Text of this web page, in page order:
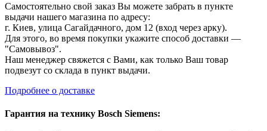
Самостоятельно свой заказ Вы можете забрать в пункте
выдачи нашего магазина по адресу:
г. Киев, улица Сагайдачного, дом 12 (вход через арку).
Для этого, во время покупки укажите способ доставки —
"Самовывоз".
Наш менеджер свяжется с Вами, как только Ваш товар
подвезут со склада в пункт выдачи.
Подробнее о доставке
Гарантия на технику Bosch Siemens: